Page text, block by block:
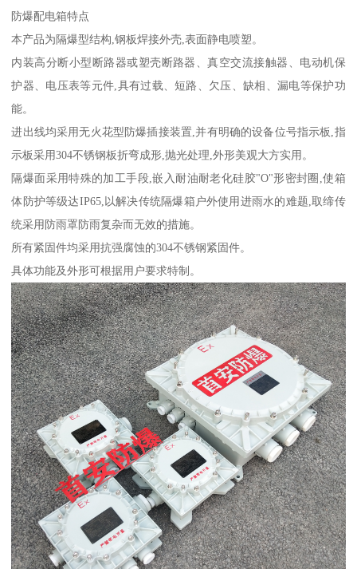
防爆配电箱特点
本产品为隔爆型结构,钢板焊接外壳,表面静电喷塑。
内装高分断小型断路器或塑壳断路器、真空交流接触器、电动机保
护器、电压表等元件,具有过载、短路、欠压、缺相、漏电等保护功
能。
进出线均采用无火花型防爆插接装置,并有明确的设备位号指示板,指
示板采用304不锈钢板折弯成形,抛光处理,外形美观大方实用。
隔爆面采用特殊的加工手段,嵌入耐油耐老化硅胶"O"形密封圈,使箱
体防护等级达IP65,以解决传统隔爆箱户外使用进雨水的难题,取缔传
统采用防雨罩防雨复杂而无效的措施。
所有紧固件均采用抗强腐蚀的304不锈钢紧固件。
具体功能及外形可根据用户要求特制。